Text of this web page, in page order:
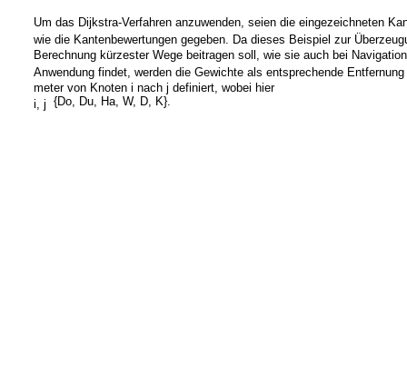
Um das Dijkstra-Verfahren anzuwenden, seien die eingezeichneten
wie die Kantenbewertungen gegeben. Da dieses Beispiel zur
Berechnung kürzester Wege beitragen soll, wie sie auch bei
Anwendung findet, werden die Gewichte als entsprechende
meter von Knoten i nach j definiert, wobei hier
i, j {Do, Du, Ha, W, D, K}.